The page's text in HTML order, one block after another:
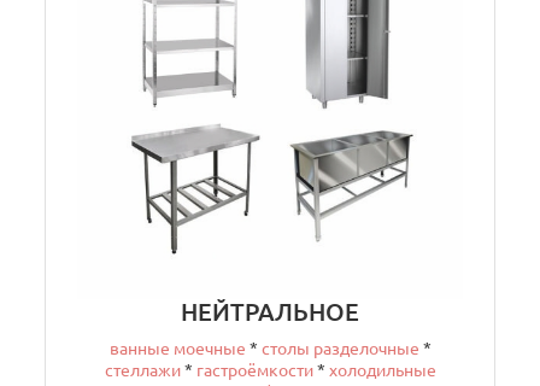
НЕЙТРАЛЬНОЕ
ванные моечные * столы разделочные *
стеллажи* гастроёмкости* холодильные